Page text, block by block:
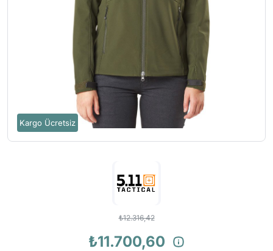
Kargo Ücretsiz
₺12.316,42
₺11.700,60